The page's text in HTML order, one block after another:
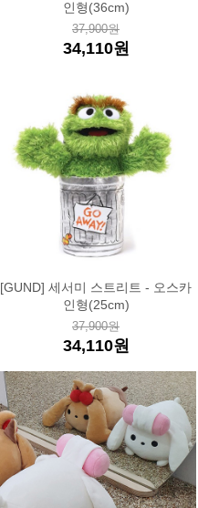
인형(36cm)
37,900원
34,110원
[GUND] 세서미 스트리트 - 오스카
인형(25cm)
37,900원
34,110원